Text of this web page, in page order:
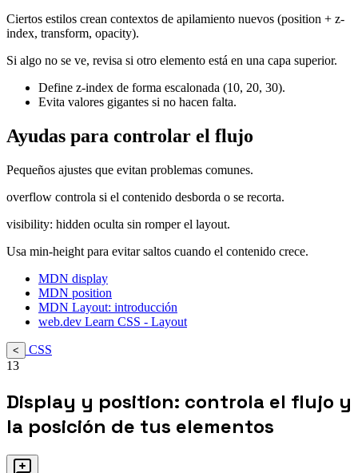
Ciertos estilos crean contextos de apilamiento nuevos (position + z-
index, transform, opacity).
Si algo no se ve, revisa si otro elemento está en una capa superior.
Define z-index de forma escalonada (10, 20, 30).
Evita valores gigantes si no hacen falta.
Ayudas para controlar el flujo
Pequeños ajustes que evitan problemas comunes.
overflow controla si el contenido desborda o se recorta.
visibility: hidden oculta sin romper el layout.
Usa min-height para evitar saltos cuando el contenido crece.
MDN display
MDN position
MDN Layout: introducción
web.dev Learn CSS - Layout
<
CSS
13
Display y position: controla el flujo y
la posición de tus elementos